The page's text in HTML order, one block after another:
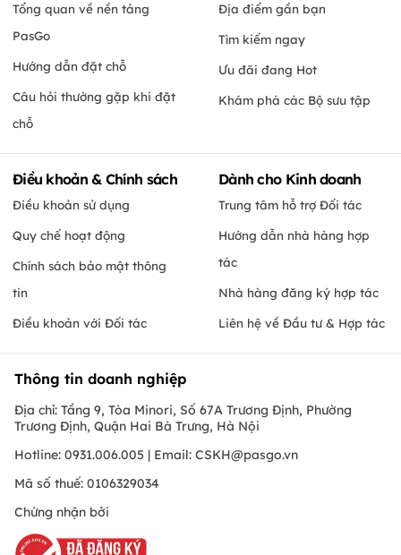
Tổng quan về nền tảng
PasGo
Hướng dẫn đặt chỗ
Câu hỏi thường gặp khi đặt
chỗ
Địa điểm gần bạn
Tìm kiếm ngay
Ưu đãi đang Hot
Khám phá các Bộ sưu tập
Điều khoản & Chính sách
Điều khoản sử dụng
Quy chế hoạt động
Chính sách bảo mật thông
tin
Điều khoản với Đối tác
Dành cho Kinh doanh
Trung tâm hỗ trợ Đối tác
Hướng dẫn nhà hàng hợp
tác
Nhà hàng đăng ký hợp tác
Liên hệ về Đầu tư & Hợp tác
Thông tin doanh nghiệp
Địa chỉ: Tầng 9, Tòa Minori, Số 67A Trương Định, Phường
Trương Định, Quận Hai Bà Trưng, Hà Nội
Hotline: 0931.006.005 | Email: CSKH@pasgo.vn
Mã số thuế: 0106329034
Chứng nhận bởi